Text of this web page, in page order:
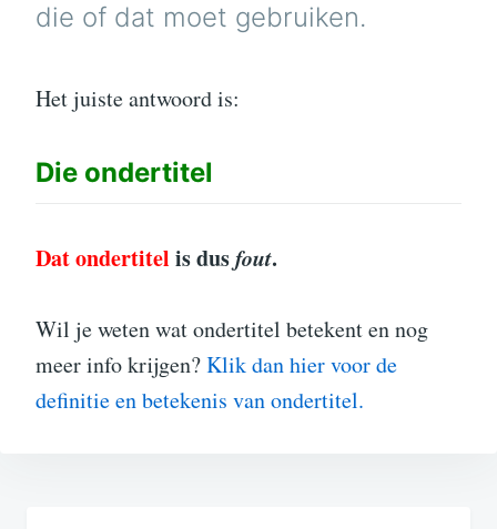
die of dat moet gebruiken.
Het juiste antwoord is:
Die ondertitel
Dat ondertitel is dusfout.
Wil je weten wat ondertitel betekent en nog
meer info krijgen?Klik dan hier voor de
definitie en betekenis van ondertitel.